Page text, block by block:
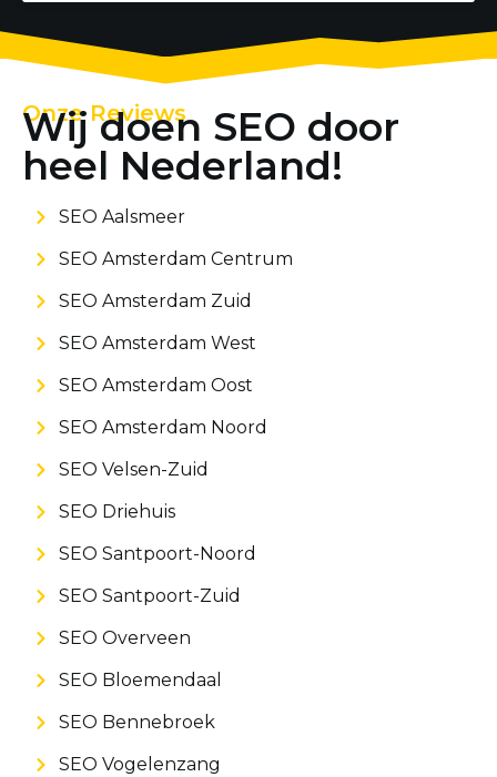
Onze Reviews
Wij doen SEO door
heel Nederland!
SEO Aalsmeer
SEO Amsterdam Centrum
SEO Amsterdam Zuid
SEO Amsterdam West
SEO Amsterdam Oost
SEO Amsterdam Noord
SEO Velsen-Zuid
SEO Driehuis
SEO Santpoort-Noord
SEO Santpoort-Zuid
SEO Overveen
SEO Bloemendaal
SEO Bennebroek
SEO Vogelenzang